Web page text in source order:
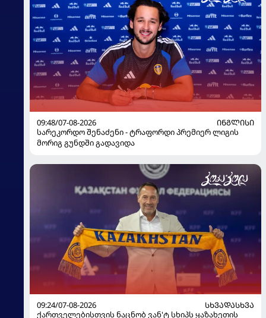
09:48/07-08-2026
ᲘᲜᲒᲚᲘᲡᲘ
სარეკორდო შენაძენი - ტრაფორდი პრემიერ ლიგის
მორიგ გუნდში გადავიდა
09:24/07-08-2026
ᲡᲮᲕᲐᲓᲐᲡᲮᲕᲐ
ქართველებისთვის ნაცნობ ვან'ტ სხიპს ყაზახეთის